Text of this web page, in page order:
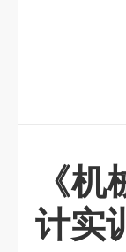
《
计实